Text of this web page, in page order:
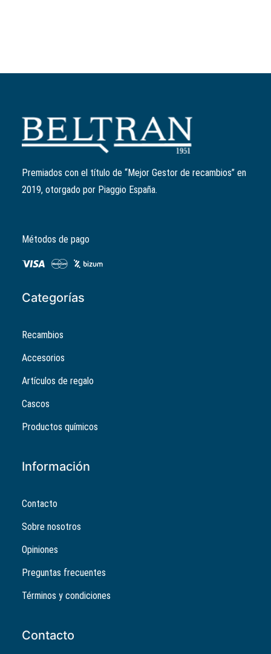
Junta racord admisión
871167
1,57
original
era:
actual
Premiados con el título de “Mejor Gestor de recambios” en
2019, otorgado por Piaggio España.
Métodos de pago
Categorías
Recambios
Accesorios
Artículos de regalo
Cascos
Productos químicos
Información
Contacto
Sobre nosotros
Opiniones
Preguntas frecuentes
Términos y condiciones
Contacto